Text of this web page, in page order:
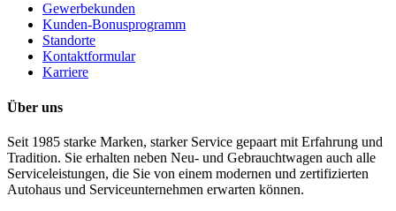
Gewerbekunden
Kunden-Bonusprogramm
Standorte
Kontaktformular
Karriere
Über uns
Seit 1985 starke Marken, starker Service gepaart mit Erfahrung und
Tradition. Sie erhalten neben Neu- und Gebrauchtwagen auch alle
Serviceleistungen, die Sie von einem modernen und zertifizierten
Autohaus und Serviceunternehmen erwarten können.